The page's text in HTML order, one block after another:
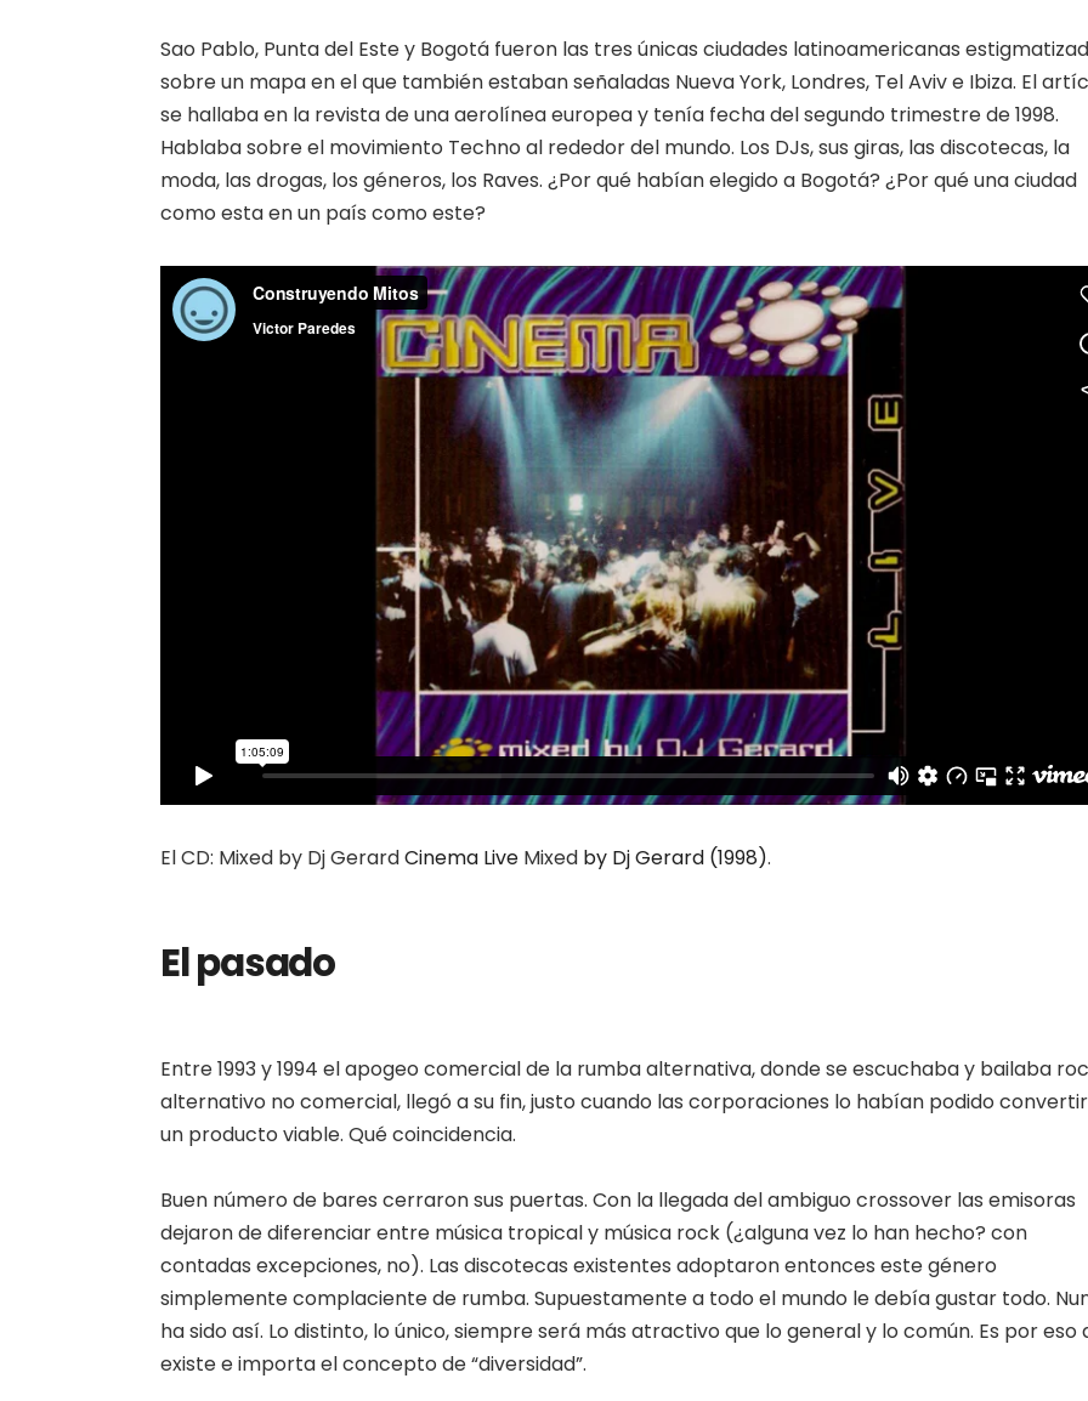
Sao Pablo, Punta del Este y Bogotá fueron las tres únicas ciudades latinoamericanas
sobre un mapa en el que también estaban señaladas Nueva York, Londres, Tel Aviv e Ibiza. El
se hallaba en la revista de una aerolínea europea y tenía fecha del segundo trimestre de 1998.
Hablaba sobre el movimiento Techno al rededor del mundo. Los DJs, sus giras, las discotecas, la
moda, las drogas, los géneros, los Raves. ¿Por qué habían elegido a Bogotá? ¿Por qué una ciudad
como esta en un país como este?
El CD: Mixed by Dj GerardCinema Live Mixed by Dj Gerard (1998).
El pasado
Entre 1993 y 1994 el apogeo comercial de la rumba alternativa, donde se escuchaba y bailaba
alternativo no comercial, llegó a su fin, justo cuando las corporaciones lo habían podido
un producto viable. Qué coincidencia.
Buen número de bares cerraron sus puertas. Con la llegada del ambiguo crossover las emisoras
dejaron de diferenciar entre música tropical y música rock (¿alguna vez lo han hecho? con
contadas excepciones, no). Las discotecas existentes adoptaron entonces este género
simplemente complaciente de rumba. Supuestamente a todo el mundo le debía gustar todo.
ha sido así. Lo distinto, lo único, siempre será más atractivo que lo general y lo común. Es por eso
existe e importa el concepto de “diversidad”.